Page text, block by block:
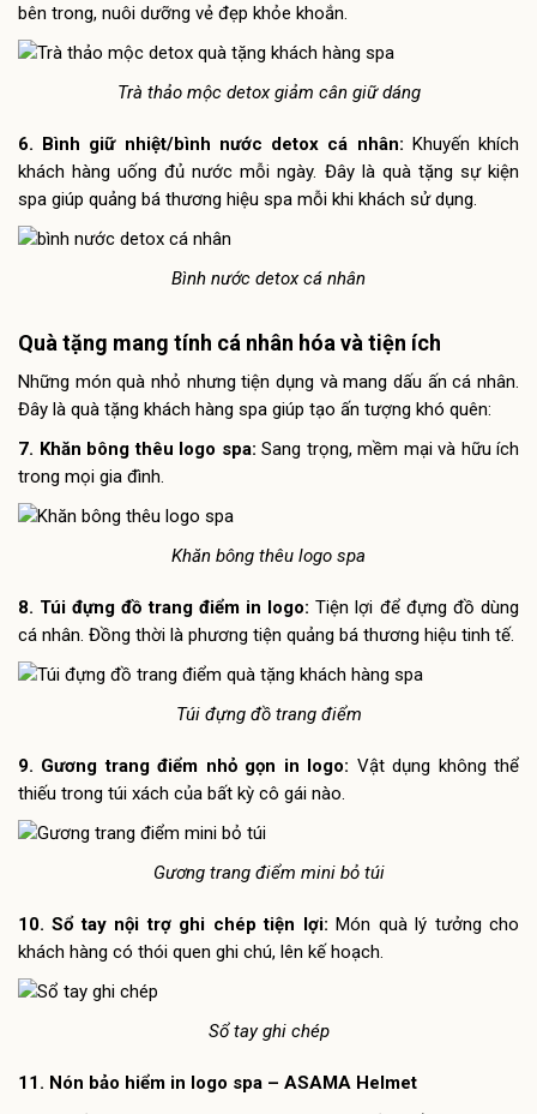
bên trong, nuôi dưỡng vẻ đẹp khỏe khoắn.
Trà thảo mộc detox giảm cân giữ dáng
6. Bình giữ nhiệt/bình nước detox cá nhân: Khuyến khích
khách hàng uống đủ nước mỗi ngày. Đây là quà tặng sự kiện
spa giúp quảng bá thương hiệu spa mỗi khi khách sử dụng.
Bình nước detox cá nhân
Quà tặng mang tính cá nhân hóa và tiện ích
Những món quà nhỏ nhưng tiện dụng và mang dấu ấn cá nhân.
Đây là quà tặng khách hàng spa giúp tạo ấn tượng khó quên:
7. Khăn bông thêu logo spa: Sang trọng, mềm mại và hữu ích
trong mọi gia đình.
Khăn bông thêu logo spa
8. Túi đựng đồ trang điểm in logo:Tiện lợi để đựng đồ dùng
cá nhân. Đồng thời là phương tiện quảng bá thương hiệu tinh tế.
Túi đựng đồ trang điểm
9. Gương trang điểm nhỏ gọn in logo: Vật dụng không thể
thiếu trong túi xách của bất kỳ cô gái nào.
Gương trang điểm mini bỏ túi
10. Sổ tay nội trợ ghi chép tiện lợi:Món quà lý tưởng cho
khách hàng có thói quen ghi chú, lên kế hoạch.
Sổ tay ghi chép
11. Nón bảo hiểm in logo spa – ASAMA Helmet